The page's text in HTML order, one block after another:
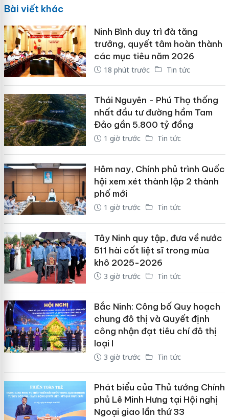
Bài viết khác
Ninh Bình duy trì đà tăng
trưởng, quyết tâm hoàn thành
các mục tiêu năm 2026
18 phút trước Tin tức
Thái Nguyên - Phú Thọ thống
nhất đầu tư đường hầm Tam
Đảo gần 5.800 tỷ đồng
1 giờ trước Tin tức
Hôm nay, Chính phủ trình Quốc
hội xem xét thành lập 2 thành
phố mới
1 giờ trước Tin tức
Tây Ninh quy tập, đưa về nước
511 hài cốt liệt sĩ trong mùa
khô 2025-2026
3 giờ trước Tin tức
Bắc Ninh: Công bố Quy hoạch
chung đô thị và Quyết định
công nhận đạt tiêu chí đô thị
loại I
3 giờ trước Tin tức
Phát biểu của Thủ tướng Chính
phủ Lê Minh Hưng tại Hội nghị
Ngoại giao lần thứ 33